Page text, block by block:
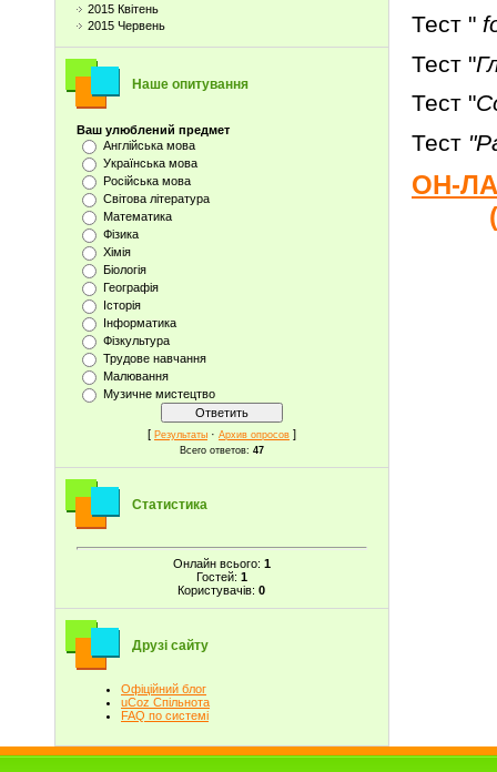
2015 Квітень
2015 Червень
Наше опитування
Ваш улюблений предмет
Англійська мова
Українська мова
Російська мова
Світова література
Математика
Фізика
Хімія
Біологія
Географія
Історія
Інформатика
Фізкультура
Трудове навчання
Малювання
Музичне мистецтво
[ Результаты · Архив опросов ]
Всего ответов: 47
Статистика
Онлайн всього: 1
Гостей: 1
Користувачів:0
Друзі сайту
Офіційний блог
uCoz Спільнота
FAQ по системі
Тест "
Тест "
Тест "
Тест
ОН-